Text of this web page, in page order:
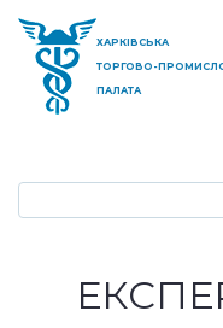
ХАРКІВСЬКА
ТОРГОВО-
ПАЛАТА